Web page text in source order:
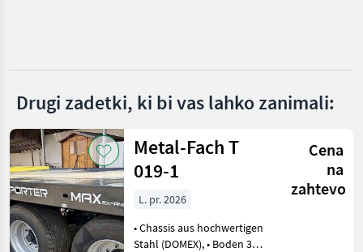
Marketplace
Drugi zadetki, ki bi vas lahko zanimali:
Metal-Fach T
019-1
Cena
na
zahtevo
L. pr. 2026
• Chassis aus hochwertigen
Stahl (DOMEX), • Boden 3